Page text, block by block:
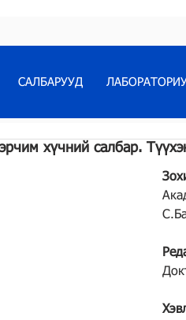
САЛБАРУУД
хүчний салбар.